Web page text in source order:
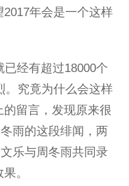
年会是一个这样
经有超过18000个
。究竟为什么会这样
留言，发现原来很
雨的这段绯闻，两
乐与周冬雨共同录
。